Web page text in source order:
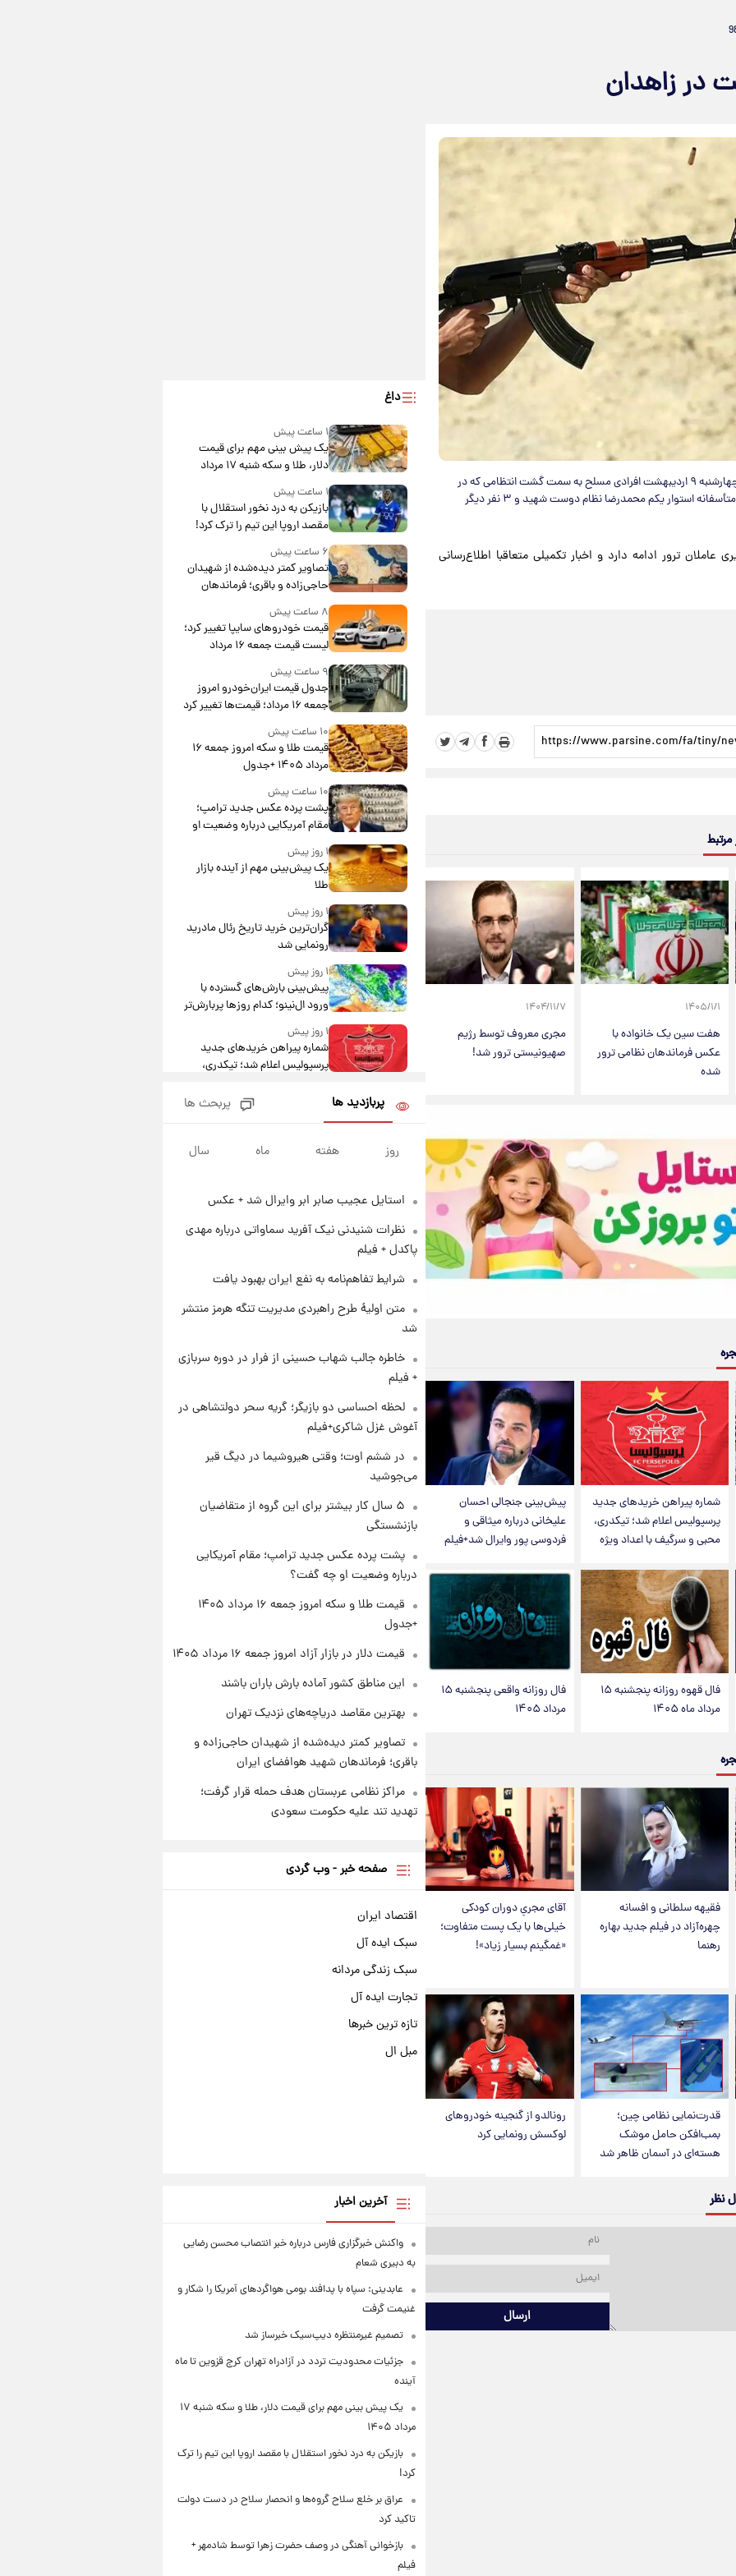
در زاهدان
مرکز اطلاع رسانی پلیس سیستان و بلوچستان اعلام کرد: ساعتی قبل چهارشنبه ۹ اردیبهشت افرادی مسلح به سمت گشت انتظامی که در
حال تامین امنیت شهروندان بودند، تیراندازی کردند که در این حمله متأسفانه استوار یکم محمدرضا نظام دوست شهید و ۳ نفر دیگر
ترور ادامه دارد و اخبار تکمیلی متعاقبا اطلاع‌رسانی
مرتبط
۱۴۰۵/۱/۱
هفت سین یک خانواده با
عکس فرماندهان نظامی ترور
شده
۱۴۰۴/۱۱/۷
مجری معروف توسط رژیم
صهیونیستی ترور شد!
شماره پیراهن خریدهای جدید
پرسپولیس اعلام شد؛ تیکدری،
محبی و سرگیف با اعداد ویژه
پیش‌بینی جنجالی احسان
علیخانی درباره میثاقی و
فردوسی پور وایرال شد+فیلم
فال قهوه روزانه پنجشنبه ۱۵
مرداد ماه ۱۴۰۵
فال روزانه واقعی پنجشنبه ۱۵
مرداد ۱۴۰۵
فقیهه سلطانی و افسانه
چهره‌آزاد در فیلم جدید بهاره
رهنما
آقای مجریِ دوران کودکی
خیلی‌ها با یک پست متفاوت؛
«غمگینم بسیار زیاد»!
قدرت‌نمایی نظامی چین؛
بمب‌افکن حامل موشک
هسته‌ای در آسمان ظاهر شد
رونالدو از گنجینه خودروهای
لوکسش رونمایی کرد
نظر
ارسال
داغ
۱ ساعت پیش
یک پیش ‌بینی مهم برای قیمت
دلار، طلا و سکه شنبه ۱۷ مرداد
۱۴۰۵
۱ ساعت پیش
بازیکن به درد نخور استقلال با
مقصد اروپا این تیم را ترک کرد!
۶ ساعت پیش
تصاویر کمتر دیده‌شده از شهیدان
حاجی‌زاده و باقری؛ فرماندهان
۸ ساعت پیش
قیمت خودروهای سایپا تغییر کرد؛
لیست قیمت جمعه ۱۶ مرداد
۹ ساعت پیش
جدول قیمت ایران‌خودرو امروز
جمعه ۱۶ مرداد؛ قیمت‌ها تغییر کرد
۱۰ ساعت پیش
قیمت طلا و سکه امروز جمعه ۱۶
مرداد ۱۴۰۵ +جدول
۱۰ ساعت پیش
پشت پرده عکس جدید ترامپ؛
مقام آمریکایی درباره وضعیت او
چه گفت؟
۱ روز پیش
یک پیش‌بینی مهم از آینده بازار
طلا
۱ روز پیش
گران‌ترین خرید تاریخ رئال مادرید
رونمایی شد
۱ روز پیش
پیش‌بینی بارش‌های گسترده با
ورود ال‌نینو؛ کدام روزها پربارش‌تر
خواهند بود؟
۱ روز پیش
شماره پیراهن خریدهای جدید
پرسپولیس اعلام شد؛ تیکدری،
جزئیات فعال‌سازی «کیف پول
ایران» اعلام شد+فیلم
۱ روز پیش
۱۵ مرداد ۱۴۰۵ +جدول
قیمت طلا و سکه امروز پنجشنبه
شارژ جدید کالابرگ برای سه
دهک؛ جزئیات اعلام شد
پربازدید ها پربحث ها
روز هفته ماه سال
استایل عجیب صابر ابر وایرال شد + عکس
نظرات شنیدنی نیک آفرید سماواتی درباره مهدی
پاکدل + فیلم
شرایط تفاهم‌نامه به نفع ایران بهبود یافت
متن اولیۀ طرح راهبردی مدیریت تنگه هرمز منتشر
شد
خاطره جالب شهاب حسینی از فرار در دوره سربازی
+ فیلم
لحظه احساسی دو بازیگر؛ گریه سحر دولتشاهی در
آغوش غزل شاکری+فیلم
در ششم اوت؛ وقتی هیروشیما در دیگ قیر
می‌جوشید
۵ سال کار بیشتر برای این گروه از متقاضیان
بازنشستگی
پشت پرده عکس جدید ترامپ؛ مقام آمریکایی
درباره وضعیت او چه گفت؟
قیمت طلا و سکه امروز جمعه ۱۶ مرداد ۱۴۰۵
+جدول
قیمت دلار در بازار آزاد امروز جمعه ۱۶ مرداد ۱۴۰۵
این مناطق کشور آماده بارش باران باشند
بهترین مقاصد دریاچه‌های نزدیک تهران
تصاویر کمتر دیده‌شده از شهیدان حاجی‌زاده و
باقری؛ فرماندهان شهید هوافضای ایران
مراکز نظامی عربستان هدف حمله قرار گرفت؛
تهدید تند علیه حکومت سعودی
صفحه خبر - وب گردی
اقتصاد ایران
سبک ایده آل
سبک زندگی مردانه
تجارت ایده آل
تازه ترین خبرها
مبل ال
آخرین اخبار
واکنش خبرگزاری فارس درباره خبر انتصاب محسن رضایی
به دبیری شعام
عابدینی: سپاه با پدافند بومی هواگردهای آمریکا را شکار و
غنیمت گرفت
تصمیم غیرمنتظره دیپ‌سیک خبرساز شد
جزئیات محدودیت تردد در آزادراه تهران کرج قزوین تا ماه
آینده
یک پیش ‌بینی مهم برای قیمت دلار، طلا و سکه شنبه ۱۷
مرداد ۱۴۰۵
بازیکن به درد نخور استقلال با مقصد اروپا این تیم را ترک
کرد!
عراق بر خلع سلاح گروه‌ها و انحصار سلاح در دست دولت
تاکید کرد
بازخوانی آهنگی در وصف حضرت زهرا توسط شادمهر +
فیلم